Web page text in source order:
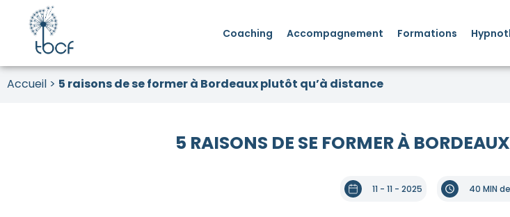
Coaching Accompagnement Formations
Accueil > 5 raisons de se former à Bordeaux plutôt qu’à distance
5 RAISONS DE SE FORMER À
11 - 11 - 2025 40 MIN